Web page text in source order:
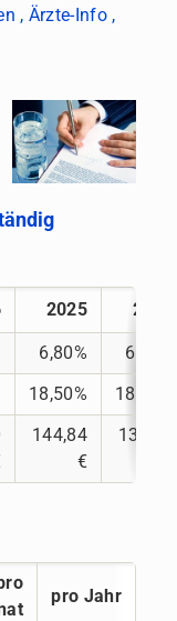
, Ärzte-Info,
2025 2024
6,80%
6,80%
18,50%
18,50%
144,84
€
136,20
pro Jahr